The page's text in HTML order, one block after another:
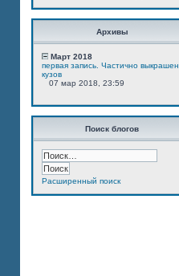
Архивы
Март 2018
первая запись. Частично выкрашен
кузов
07 мар 2018, 23:59
Поиск блогов
Расширенный поиск